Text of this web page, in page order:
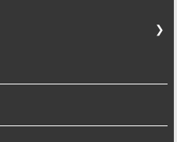
❯